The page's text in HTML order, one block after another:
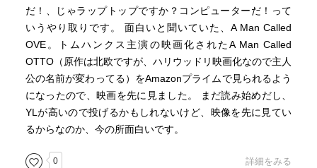
だ！、じゃラップトップですか？コンピューターだ！って
いうやり取りです。 面白いと聞いていた、A Man Called
OVE。トムハンクス主演の映画化されたA Man Called
OTTO（原作は北欧ですが、ハリウッドリ映画化なので主人
公の名前が変わってる）をAmazonプライムで見られるよう
になったので、映画を先に見ました。 まだ読み始めだし、
YLが高いので投げるかもしれないけど、映像を先に見てい
るからなのか、今の所面白いです。
0 詳細をみる